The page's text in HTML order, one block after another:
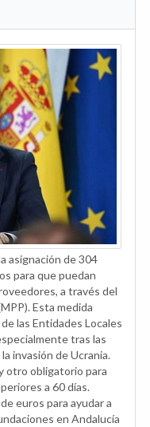
asignación de 304
para que puedan
a través del
Esta medida
las Entidades Locales
tras las
invasión de Ucrania.
otro obligatorio para
a 60 días.
euros para ayudar a
en Andalucía